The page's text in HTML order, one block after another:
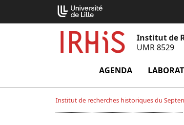
contenu
Institut de
UMR 8529
AGENDA
Institut de recherches historiques du
Cookies management panel